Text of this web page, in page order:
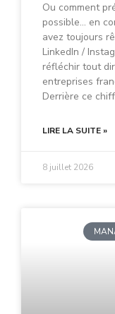
Ou comment
possible… en
avez toujours
LinkedIn /
réfléchir tout
entreprises
Derrière ce
LIRE LA SUITE »
8 juillet 2026